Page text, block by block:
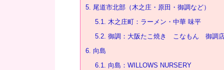
5. 尾道市北部（木之庄・原田・御調など）
5.1. 木之庄町：ラーメン・中華 味平
5.2. 御調：大阪たこ焼き こなもん 御調
6. 向島
6.1. 向島：WILLOWS NURSERY